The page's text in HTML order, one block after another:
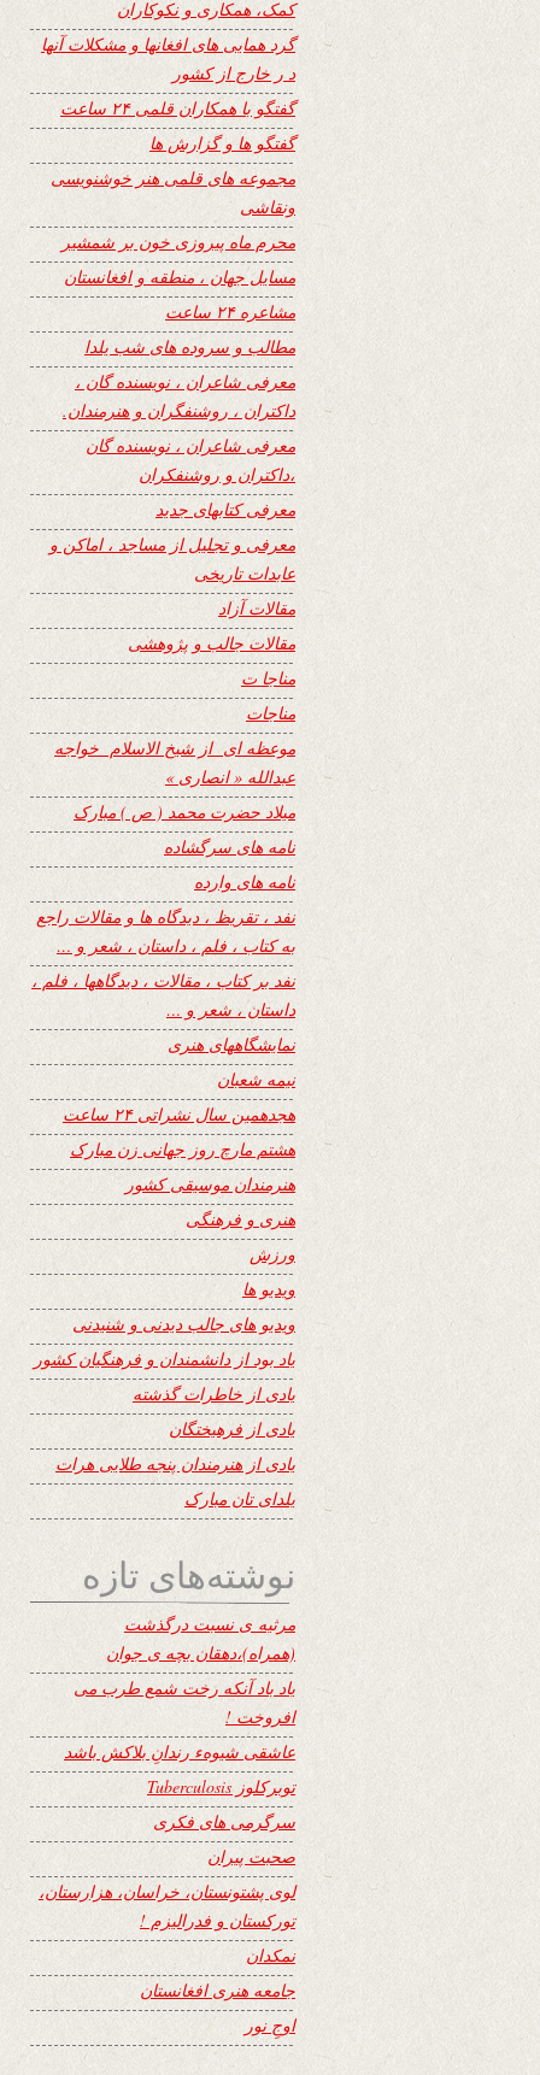
کمک، همکاری و نکوکاران
گرد همایی های افغانها و مشکلات آنها
د ر خارج از کشور
گفتگو با همکاران قلمی ۲۴ ساعت
گفتگو ها و گزارش ها
مجموعه های قلمی هنر خوشنویسی
ونقاشی
محرم ماه پیروزی خون بر شمشیر
مسایل جهان ، منطقه و افغانستان
مشاعره ۲۴ ساعت
مطالب و سروده های شب یلدا
معرفی شاعران ، نویسنده گان ،
داکتران ، روشنفگران و هنرمندان.
معرفی شاعران ، نویسنده گان
،داکتران و روشنفکران
معرفی کتابهای جدید
معرفی و تجلیل از مساجد ، اماکن و
عابدات تاریخی
مقالات آزاد
مقالات جالب و پژوهشی
مناجا ت
مناجات
موعظه ای از شیخ الاسلام خواجه
عبدالله « انصاری »
میلاد حضرت محمد ( ص ) مبارک
نامه های سرگشاده
نامه های وارده
نفد ، تقریظ ، دیدگاه ها و مقالات راجع
به کتاب ، فلم ، داستان ، شعر و …
نفد بر کتاب ، مقالات ، دیدگاهها ، فلم ،
داستان ، شعر و …
نمایشگاههای هنری
نیمه شعبان
هجدهمین سال نشراتی ۲۴ ساعت
هشتم مارچ روز جهانی زن مبارک
هنرمندان موسیقی کشور
هنری و فرهنگی
ورزش
ویدیو ها
ویدیو های جالب دیدنی و شنیدنی
یاد بود از دانشمندان و فرهنگیان کشور
یادی از خاطرات گذشته
یادی از فرهیختگان
یادی از هنرمندان پنجه طلایی هرات
یلدای تان مبارک
نوشته‌های تازه
مرثیه ی نسبت درگذشت
(همراه)،دهقان بچه ی جوان
یاد باد آنکه رخت شمع طرب می
افروخت !
عاشقی شیوهء رندانِ بلاکش باشد
توبرکلوز Tuberculosis
سرگرمی های فکری
صحبت پیران
لوی پشتونستان، خراسان، هزارستان،
تورکستان و فدرالیزم !
نمکدان
جامعه هنری افغانستان
اوجِ نور